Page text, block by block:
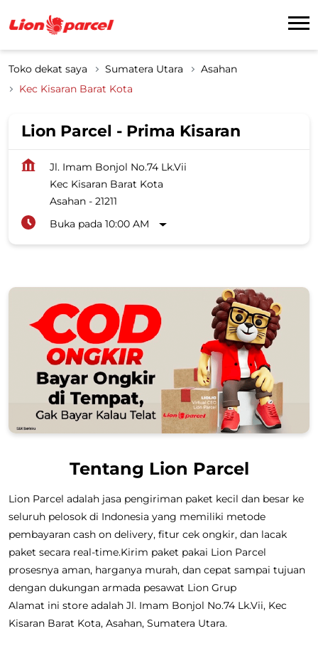
Toko dekat saya Sumatera Utara
Asahan
Kec Kisaran Barat Kota
Lion Parcel - Prima Kisaran
Jl. Imam Bonjol No.74 Lk.Vii
Kec Kisaran Barat Kota
Asahan - 21211
Buka pada 10:00 AM
Tentang Lion Parcel
Lion Parcel adalah jasa pengiriman paket kecil dan besar ke
seluruh pelosok di Indonesia yang memiliki metode
pembayaran cash on delivery, fitur cek ongkir, dan lacak
paket secara real-time.Kirim paket pakai Lion Parcel
prosesnya aman, harganya murah, dan cepat sampai tujuan
dengan dukungan armada pesawat Lion Grup
Alamat ini store adalah Jl. Imam Bonjol No.74 Lk.Vii, Kec
Kisaran Barat Kota, Asahan, Sumatera Utara.